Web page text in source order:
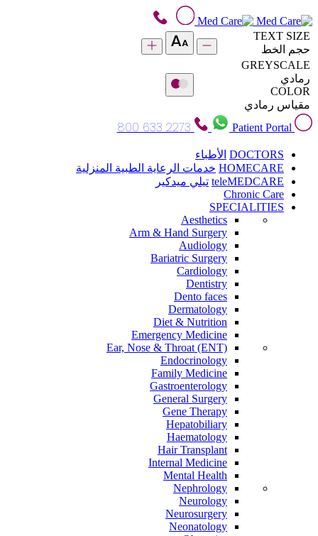
TEXT SIZE
حجم الخط
GREYSCALE
رمادي
COLOR
مقياس رمادي
Patient Portal
800 633 2273
DOCTORS الأطباء
HOMECARE خدمات الرعاية الطبية المنزلية
teleMEDCARE تيلي ميدكير
Chronic Care
SPECIALITIES
Aesthetics
Arm & Hand Surgery
Audiology
Bariatric Surgery
Cardiology
Dentistry
Dento faces
Dermatology
Diet & Nutrition
Emergency Medicine
Ear, Nose & Throat (ENT)
Endocrinology
Family Medicine
Gastroenterology
General Surgery
Gene Therapy
Hepatobiliary
Haematology
Hair Transplant
Internal Medicine
Mental Health
Nephrology
Neurology
Neurosurgery
Neonatology